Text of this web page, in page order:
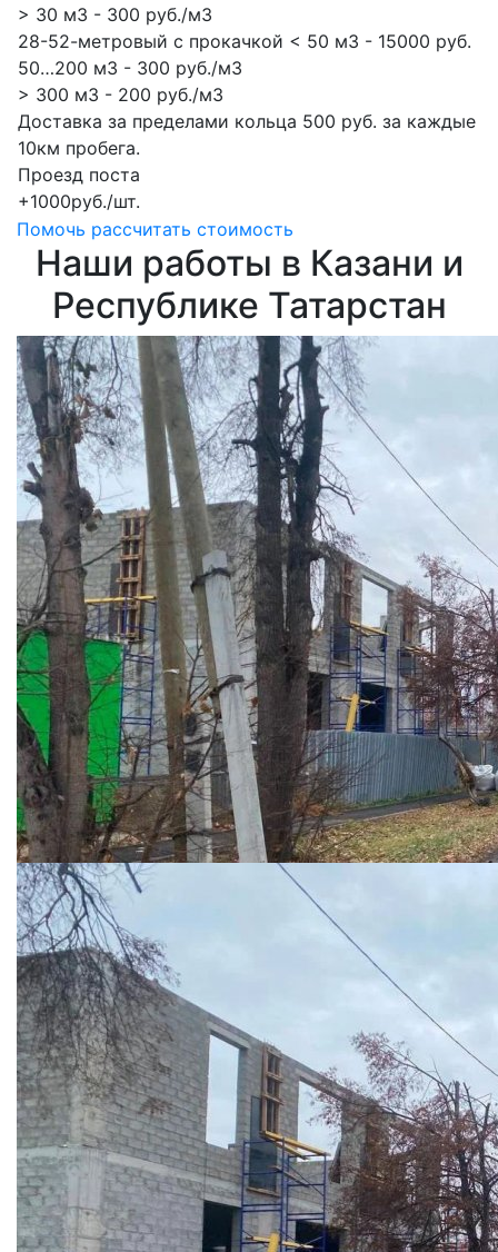
> 30 м3 - 300 руб./м3
28-52-метровый с прокачкой < 50 м3 - 15000 руб.
50…200 м3 - 300 руб./м3
> 300 м3 - 200 руб./м3
Доставка за пределами кольца 500 руб. за каждые
10км пробега.
Проезд поста
+1000руб./шт.
Помочь рассчитать стоимость
Наши работы в Казани и
Республике Татарстан